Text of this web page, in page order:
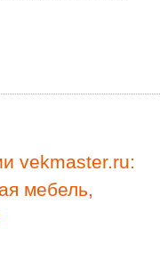
vekmaster.ru:
мебель,